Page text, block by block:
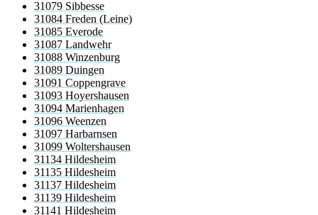
31079 Sibbesse
31084 Freden (Leine)
31085 Everode
31087 Landwehr
31088 Winzenburg
31089 Duingen
31091 Coppengrave
31093 Hoyershausen
31094 Marienhagen
31096 Weenzen
31097 Harbarnsen
31099 Woltershausen
31134 Hildesheim
31135 Hildesheim
31137 Hildesheim
31139 Hildesheim
31141 Hildesheim